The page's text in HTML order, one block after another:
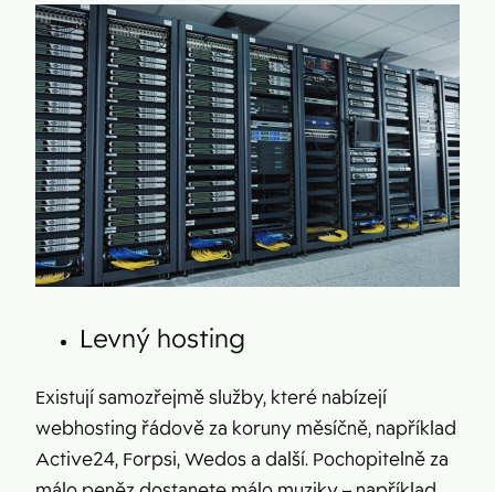
Levný hosting
Existují samozřejmě služby, které nabízejí
webhosting řádově za koruny měsíčně, například
Active24, Forpsi, Wedos a další. Pochopitelně za